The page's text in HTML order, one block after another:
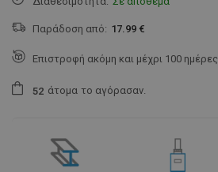
Παράδοση από: 17.99 €
Επιστροφή ακόμη και μέχρι 100 ημέρες
52 άτομα το αγόρασαν.